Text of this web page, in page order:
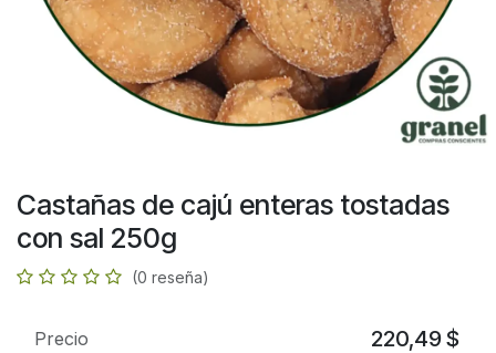
Castañas de cajú enteras tostadas
con sal 250g
(0 reseña)
Precio 220,49$